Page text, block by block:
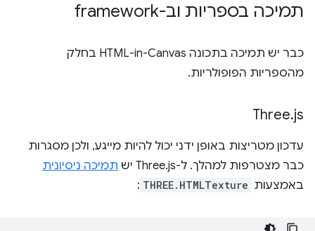
תמיכה בספריות וב-framework
כבר יש תמיכה בתכונה HTML-in-Canvas בחלק
מהספריות הפופולריות.
Three.js
עדכון מטריצות באופן ידני יכול להיות מייגע, ולכן מסגרות
כבר מצטרפות למהלך. ל-Three.js יש
תמיכה ניסיונית
באמצעות THREE.HTMLTexture
: